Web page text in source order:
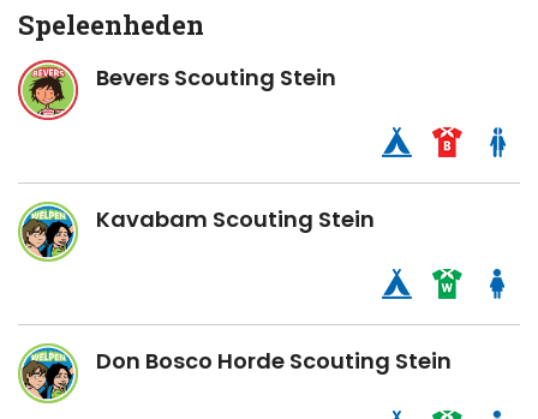
Speleenheden
Bevers Scouting Stein
Kavabam Scouting Stein
Don Bosco Horde Scouting Stein